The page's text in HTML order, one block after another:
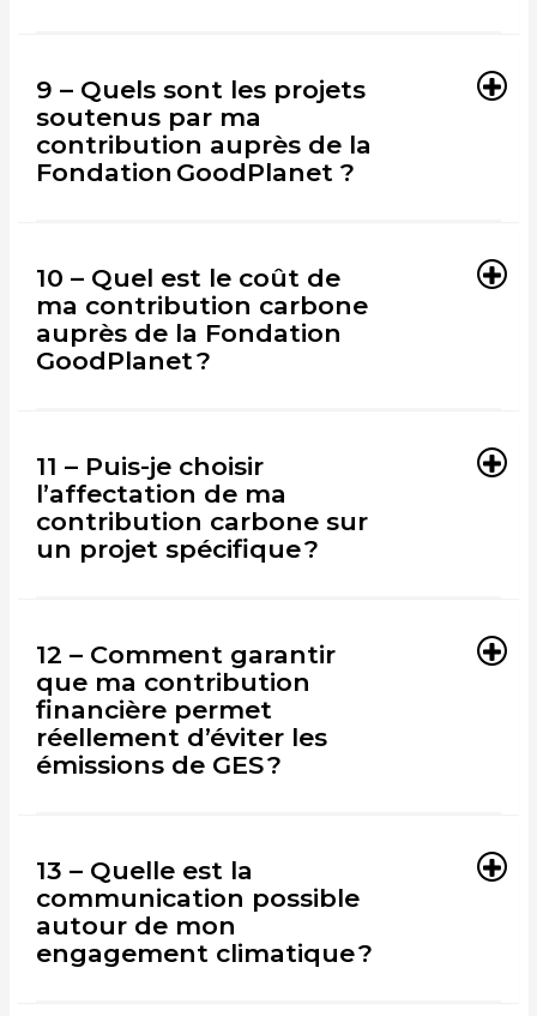
9 – Quels sont les projets
soutenus par ma
contribution auprès de la
Fondation GoodPlanet ?
10 – Quel est le coût de
ma contribution carbone
auprès de la Fondation
GoodPlanet ?
11 – Puis-je choisir
l’affectation de ma
contribution carbone sur
un projet spécifique ?
12 – Comment garantir
que ma contribution
financière permet
réellement d’éviter les
émissions de GES ?
13 – Quelle est la
communication possible
autour de mon
engagement climatique ?